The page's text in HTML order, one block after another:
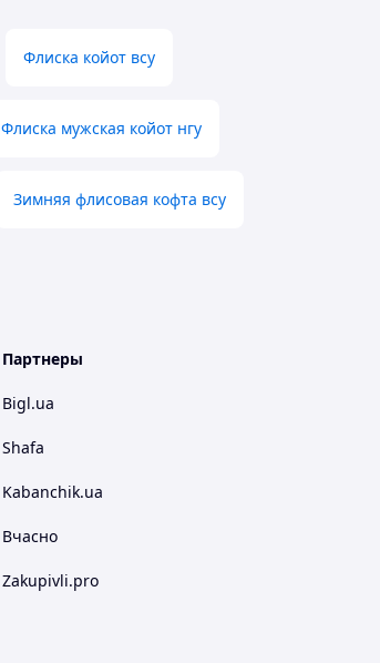
Флиска койот всу
Флиска мужская койот нгу
Зимняя флисовая кофта всу
Партнеры
Bigl.ua
Shafa
Kabanchik.ua
Вчасно
Zakupivli.pro